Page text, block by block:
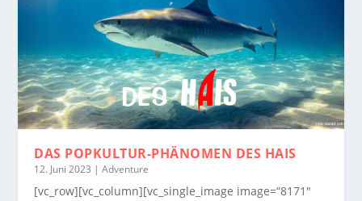
DAS POPKULTUR-PHÄNOMEN DES HAIS
12. Juni 2023 |Adventure
[vc_row][vc_column][vc_single_image image=“8171″